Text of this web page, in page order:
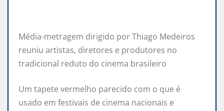
Média-metragem dirigido por Thiago Medeiros
reuniu artistas, diretores e produtores no
tradicional reduto do cinema brasileiro
Um tapete vermelho parecido com o que é
usado em festivais de cinema nacionais e